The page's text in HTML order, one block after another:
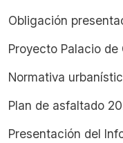
Obligación
Proyecto Palacio
Normativa
Plan de asfaltado
Presentación del